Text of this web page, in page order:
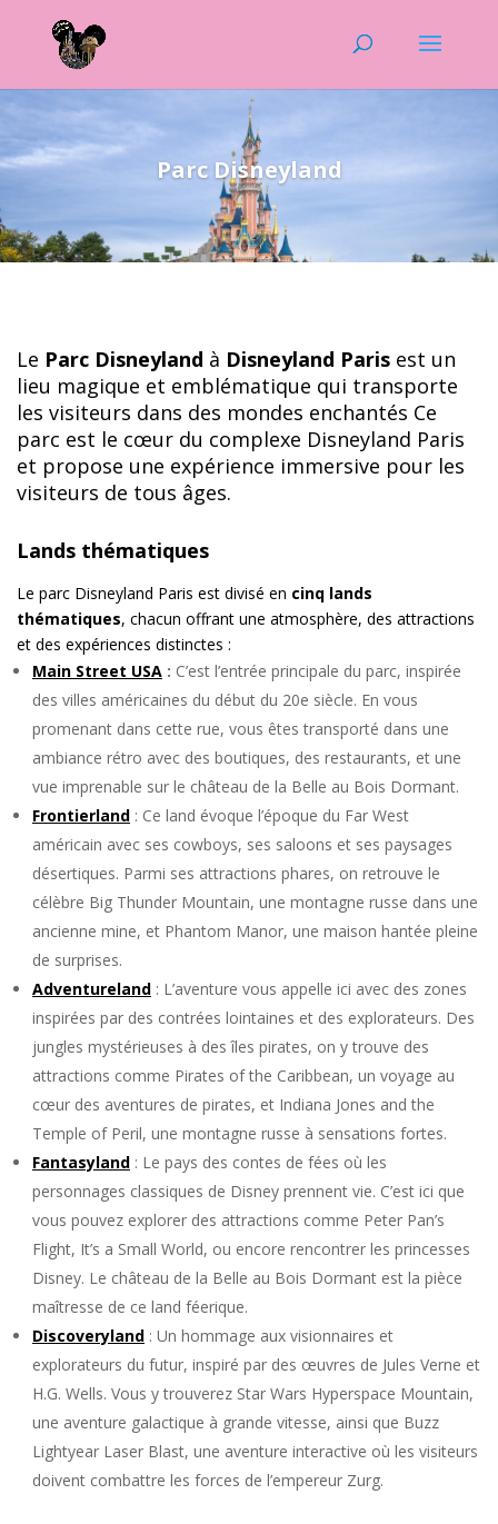
Parc Disneyland
Le Parc Disneyland à Disneyland Paris est un
lieu magique et emblématique qui transporte
les visiteurs dans des mondes enchantés Ce
parc est le cœur du complexe Disneyland Paris
et propose une expérience immersive pour les
visiteurs de tous âges.
Lands thématiques
Le parc Disneyland Paris est divisé en cinq lands
thématiques, chacun offrant une atmosphère, des attractions
et des expériences distinctes :
Main Street USA : C’est l’entrée principale du parc, inspirée
des villes américaines du début du 20e siècle. En vous
promenant dans cette rue, vous êtes transporté dans une
ambiance rétro avec des boutiques, des restaurants, et une
vue imprenable sur le château de la Belle au Bois Dormant.
Frontierland : Ce land évoque l’époque du Far West
américain avec ses cowboys, ses saloons et ses paysages
désertiques. Parmi ses attractions phares, on retrouve le
célèbre Big Thunder Mountain, une montagne russe dans une
ancienne mine, et Phantom Manor, une maison hantée pleine
de surprises.
Adventureland : L’aventure vous appelle ici avec des zones
inspirées par des contrées lointaines et des explorateurs. Des
jungles mystérieuses à des îles pirates, on y trouve des
attractions comme Pirates of the Caribbean, un voyage au
cœur des aventures de pirates, et Indiana Jones and the
Temple of Peril, une montagne russe à sensations fortes.
Fantasyland : Le pays des contes de fées où les
personnages classiques de Disney prennent vie. C’est ici que
vous pouvez explorer des attractions comme Peter Pan’s
Flight, It’s a Small World, ou encore rencontrer les princesses
Disney. Le château de la Belle au Bois Dormant est la pièce
maîtresse de ce land féerique.
Discoveryland : Un hommage aux visionnaires et
explorateurs du futur, inspiré par des œuvres de Jules Verne et
H.G. Wells. Vous y trouverez Star Wars Hyperspace Mountain,
une aventure galactique à grande vitesse, ainsi que Buzz
Lightyear Laser Blast, une aventure interactive où les visiteurs
doivent combattre les forces de l’empereur Zurg.